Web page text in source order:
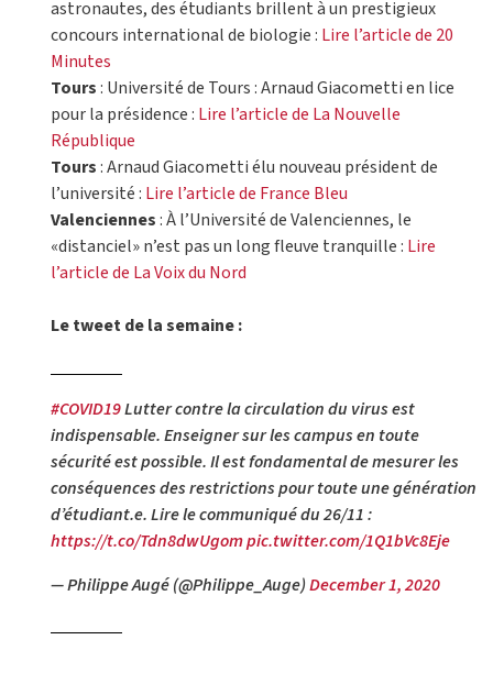
astronautes, des étudiants brillent à un prestigieux
concours international de biologie : Lire l’article de 20
Minutes
Tours: Université de Tours : Arnaud Giacometti en lice
pour la présidence : Lire l’article de La Nouvelle
République
Tours: Arnaud Giacometti élu nouveau président de
l’université : Lire l’article de France Bleu
Valenciennes: À l’Université de Valenciennes, le
«distanciel» n’est pas un long fleuve tranquille : Lire
l’article de La Voix du Nord
Le tweet de la semaine :
#COVID19Lutter contre la circulation du virus est
indispensable. Enseigner sur les campus en toute
sécurité est possible. Il est fondamental de mesurer les
conséquences des restrictions pour toute une génération
d’étudiant.e. Lire le communiqué du 26/11 :
https://t.co/Tdn8dwUgompic.twitter.com/1Q1bVc8Eje
— Philippe Augé (@Philippe_Auge)December 1, 2020